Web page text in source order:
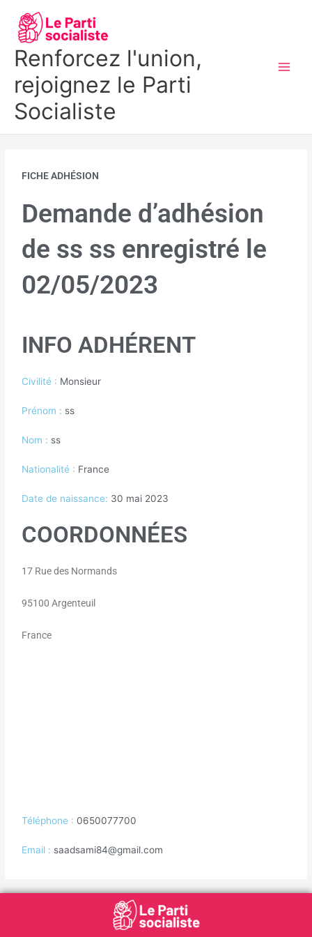
contenu
Renforcez l'union,
rejoignez le Parti
Socialiste
FICHE ADHÉSION
Demande d’adhésion
de ss ss enregistré le
02/05/2023
INFO ADHÉRENT
Civilité : Monsieur
Prénom : ss
Nom : ss
Nationalité : France
Date de naissance: 30 mai 2023
COORDONNÉES
17 Rue des Normands
95100 Argenteuil
France
Téléphone :0650077700
Email : saadsami84@gmail.com